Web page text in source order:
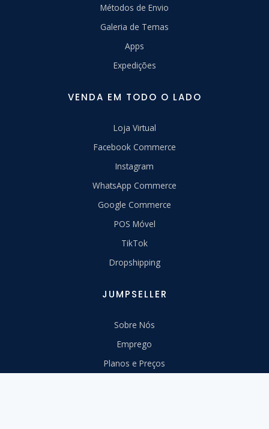
Métodos de Envio
Galeria de Temas
Apps
Expedições
VENDA EM TODO O LADO
Loja Virtual
Facebook Commerce
Instagram
WhatsApp Commerce
Google Commerce
POS Móvel
TikTok
Dropshipping
JUMPSELLER
Sobre Nós
Emprego
Planos e Preços